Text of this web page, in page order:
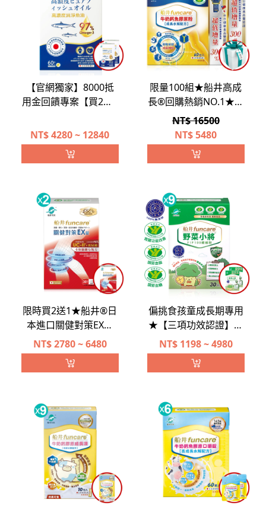
【官網獨家】8000抵
用金回饋專案【買2送1
口97% rTG高濃度純淨
魚油Omega-3
(EPA+DHA)菁英補給組
NT$4280 ~ 12840
限量100組★船井高成
長®回購熱銷NO.1★王
仁甫唯一推薦配方高人
一等↗超值環保減碳
組(120包)加碼送好禮
NT$ 16500
NT$5480
限時買2送1★船井®日
本進口關健對策EX錠
(超越足量UC-II)
NT$2780 ~ 6480
偏挑食孩童成長期專用
★【三項功效認證】船
井®野菜小將兒童專用
隱形菜菜成長組
NT$1198 ~ 4980